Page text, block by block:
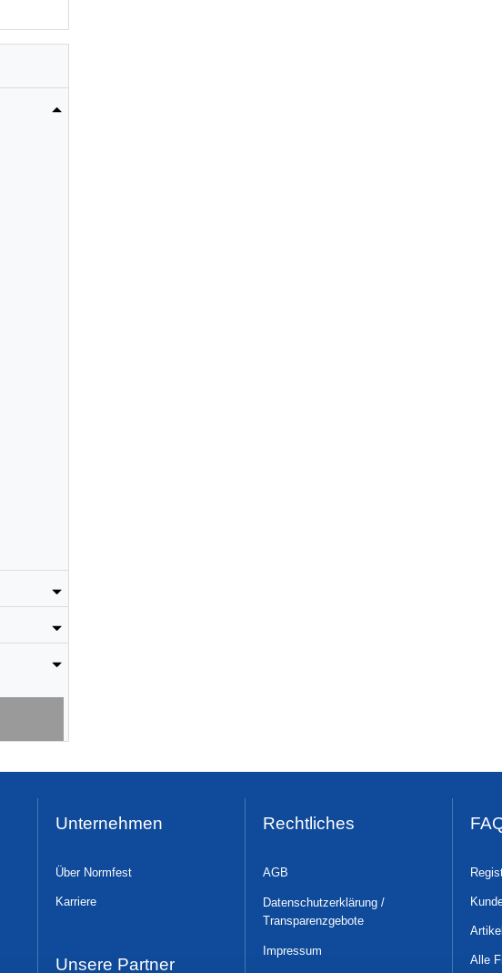
Unternehmen
Über Normfest
Karriere
Unsere Partner
Rechtliches
AGB
Datenschutzerklärung /
Transparenzgebote
Impressum
Alle